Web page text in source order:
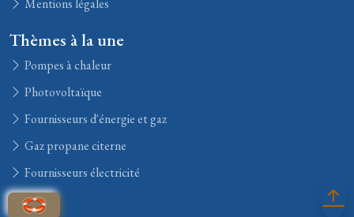
Mentions légales
Thèmes à la une
Pompes à chaleur
Photovoltaïque
Fournisseurs d'énergie et gaz
Gaz propane citerne
Fournisseurs électricité